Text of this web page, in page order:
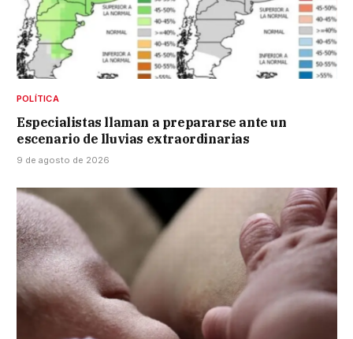
POLÍTICA
Especialistas llaman a prepararse ante un
escenario de lluvias extraordinarias
9 de agosto de 2026